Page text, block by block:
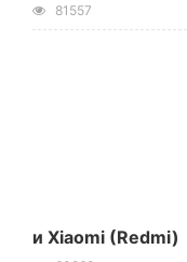
81557
и Xiaomi (Redmi)